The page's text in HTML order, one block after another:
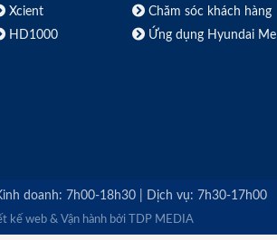
Xcient
HD1000
Chăm sóc khách hàng
Ứng dụng Hyundai Me
doanh: 7h00-18h30 | Dịch vụ: 7h30-17h00
kế web & Vận hành bởi TDP MEDIA